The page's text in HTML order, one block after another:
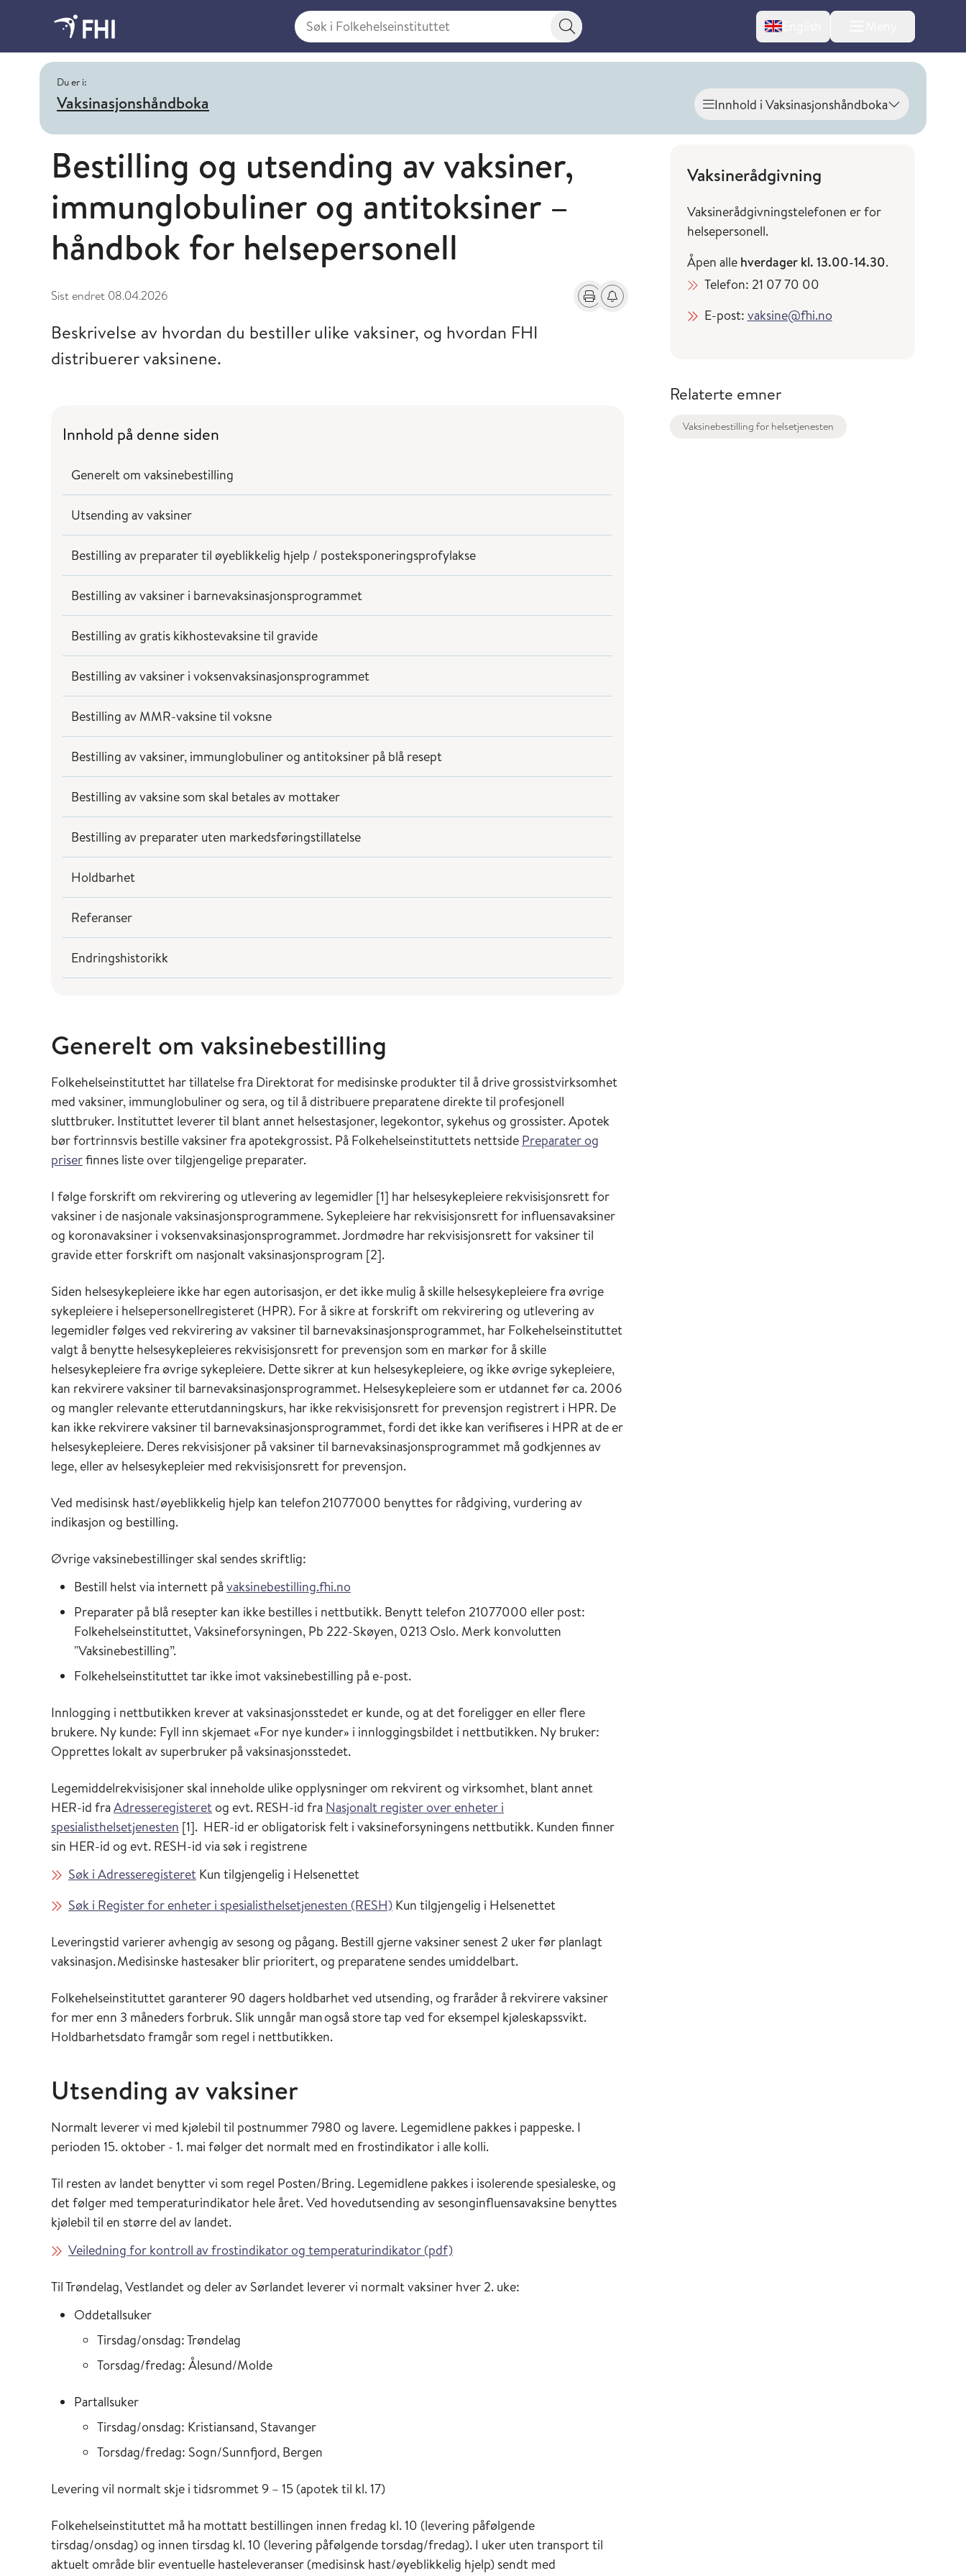
Søk i Folkehelseinstituttet
Søkeknapp English
Du er i:
Vaksinasjonshåndboka Innhold i Vaksinasjonshåndboka
Vis innhold
Bestilling og utsending av vaksiner,
immunglobuliner og antitoksiner –
håndbok for helsepersonell
Sist endret 08.04.2026 Skriv utFå varsel om endringer
Beskrivelse av hvordan du bestiller ulike vaksiner, og hvordan FHI
distribuerer vaksinene.
Innhold på denne siden
Generelt om vaksinebestilling
Utsending av vaksiner
Bestilling av preparater til øyeblikkelig hjelp / posteksponeringsprofylakse
Bestilling av vaksiner i barnevaksinasjonsprogrammet
Bestilling av gratis kikhostevaksine til gravide
Bestilling av vaksiner i voksenvaksinasjonsprogrammet
Bestilling av MMR-vaksine til voksne
Bestilling av vaksiner, immunglobuliner og antitoksiner på blå resept
Bestilling av vaksine som skal betales av mottaker
Bestilling av preparater uten markedsføringstillatelse
Holdbarhet
Referanser
Endringshistorikk
Generelt om vaksinebestilling
Folkehelseinstituttet har tillatelse fra Direktorat for medisinske produkter til å drive grossistvirksomhet
med vaksiner, immunglobuliner og sera, og til å distribuere preparatene direkte til profesjonell
sluttbruker. Instituttet leverer til blant annet helsestasjoner, legekontor, sykehus og grossister. Apotek
bør fortrinnsvis bestille vaksiner fra apotekgrossist. På Folkehelseinstituttets nettside Preparater og
priserfinnes liste over tilgjengelige preparater.
I følge forskrift om rekvirering og utlevering av legemidler [1] har helsesykepleiere rekvisisjonsrett for
vaksiner i de nasjonale vaksinasjonsprogrammene. Sykepleiere har rekvisisjonsrett for influensavaksiner
og koronavaksiner i voksenvaksinasjonsprogrammet. Jordmødre har rekvisisjonsrett for vaksiner til
gravide etter forskrift om nasjonalt vaksinasjonsprogram [2].
Siden helsesykepleiere ikke har egen autorisasjon, er det ikke mulig å skille helsesykepleiere fra øvrige
sykepleiere i helsepersonellregisteret (HPR). For å sikre at forskrift om rekvirering og utlevering av
legemidler følges ved rekvirering av vaksiner til barnevaksinasjons­programmet, har Folkehelseinstituttet
valgt å benytte helsesykepleieres rekvisisjonsrett for prevensjon som en markør for å skille
helsesykepleiere fra øvrige sykepleiere. Dette sikrer at kun helsesykepleiere, og ikke øvrige sykepleiere,
kan rekvirere vaksiner til barnevaksinasjonsprogrammet. Helsesykepleiere som er utdannet før ca. 2006
og mangler relevante etterutdanningskurs, har ikke rekvisisjonsrett for prevensjon registrert i HPR. De
kan ikke rekvirere vaksiner til barnevaksinasjonsprogrammet, fordi det ikke kan verifiseres i HPR at de er
helsesyke­pleiere. Deres rekvisisjoner på vaksiner til barnevaksinasjonsprogrammet må godkjennes av
lege, eller av helse­sykepleier med rekvisisjons­rett for prevensjon.
Ved medisinsk hast/øyeblikkelig hjelp kan telefon 21077000 benyttes for rådgiving, vurdering av
indikasjon og bestilling.
Øvrige vaksinebestillinger skal sendes skriftlig:
Bestill helst via internett påvaksinebestilling.fhi.no
Preparater på blå resepter kan ikke bestilles i nettbutikk. Benytt telefon 21077000 eller post:
Folkehelseinstituttet, Vaksineforsyningen, Pb 222-Skøyen, 0213 Oslo. Merk konvolutten
"Vaksinebestilling”.
Folkehelseinstituttet tar ikke imot vaksinebestilling på e-post.
Innlogging i nettbutikken krever at vaksinasjonsstedet er kunde, og at det foreligger en eller flere
brukere. Ny kunde: Fyll inn skjemaet «For nye kunder» i innloggingsbildet i nettbutikken. Ny bruker:
Opprettes lokalt av superbruker på vaksinasjonsstedet.
Legemiddelrekvisisjoner skal inneholde ulike opplysninger om rekvirent og virksomhet, blant annet
HER-id fraAdresseregisteret og evt. RESH-id fra Nasjonalt register over enheter i
spesialisthelsetjenesten [1]. HER-id er obligatorisk felt i vaksineforsyningens nettbutikk. Kunden finner
sin HER-id og evt. RESH-id via søk i registrene
Søk i Adresseregisteret Kun tilgjengelig i Helsenettet
Søk i Register for enheter i spesialisthelsetjenesten (RESH) Kun tilgjengelig i Helsenettet
Leveringstid varierer avhengig av sesong og pågang. Bestill gjerne vaksiner senest 2 uker før planlagt
vaksinasjon. Medisinske hastesaker blir prioritert, og preparatene sendes umiddelbart.
Folkehelseinstituttet garanterer 90 dagers holdbarhet ved utsending, og fraråder å rekvirere vaksiner
for mer enn 3 måneders forbruk. Slik unngår man også store tap ved for eksempel kjøleskapssvikt.
Holdbarhetsdato framgår som regel i nettbutikken.
Utsending av vaksiner
Normalt leverer vi med kjølebil til postnummer 7980 og lavere. Legemidlene pakkes i pappeske. I
perioden 15. oktober - 1. mai følger det normalt med en frostindikator i alle kolli.
Til resten av landet benytter vi som regel Posten/Bring. Legemidlene pakkes i isolerende spesialeske, og
det følger med temperaturindikator hele året. Ved hovedutsending av sesonginfluensavaksine benyttes
kjølebil til en større del av landet.
Veiledning for kontroll av frostindikator og temperaturindikator (pdf)
Til Trøndelag, Vestlandet og deler av Sørlandet leverer vi normalt vaksiner hver 2. uke:
Oddetallsuker
Tirsdag/onsdag: Trøndelag
Torsdag/fredag: Ålesund/Molde
Partallsuker
Tirsdag/onsdag: Kristiansand, Stavanger
Torsdag/fredag: Sogn/Sunnfjord, Bergen
Levering vil normalt skje i tidsrommet 9 – 15 (apotek til kl. 17)
Folkehelseinstituttet må ha mottatt bestillingen innen fredag kl. 10 (levering påfølgende
tirsdag/onsdag) og innen tirsdag kl. 10 (levering påfølgende torsdag/fredag). I uker uten transport til
aktuelt område blir eventuelle hasteleveranser (medisinsk hast/øyeblikkelig hjelp) sendt med
Vaksinerådgivning
Vaksinerådgivningstelefonen er for
helsepersonell.
Åpen alle hverdager kl. 13.00-14.30.
Telefon: 21 07 70 00
E-post: vaksine@fhi.no
Relaterte emner
Vaksinebestilling for helsetjenesten